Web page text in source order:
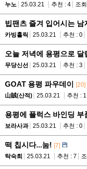
누노
25.03.21 추천 : 4 조
빕팬츠 즐겨 입어시는 남
카빙홀릭
25.03.21 추천 : 0
오늘 저녁에 용평으로
무당신선
25.03.21 추천 : 3
GOAT 용평 파우데이 [20]
山賊(산적)
25.03.21 추천 :
용평에 플럭스 바인딩
보라사과
25.03.21 추천 : 0
떡 칩시다...눔! [7]
탁숙희
25.03.21 추천 : 7